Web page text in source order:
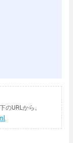
のURLから。